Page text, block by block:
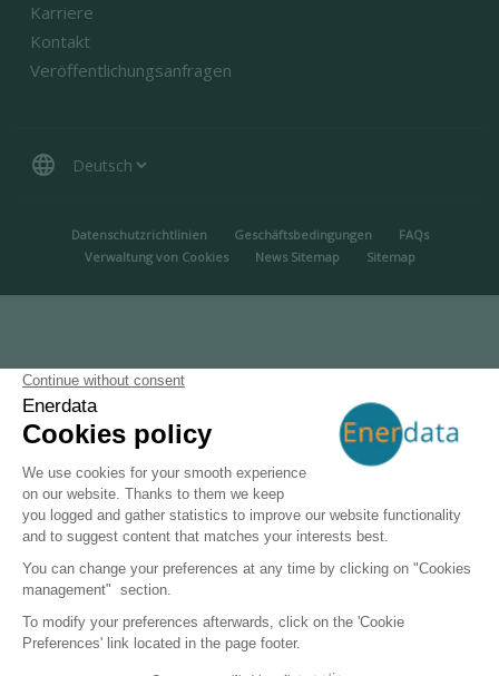
Karriere
Kontakt
Veröffentlichungsanfragen
language
MENU PIED DE PAGE
Datenschutzrichtlinien Geschäftsbedingungen
FAQs
Verwaltung von Cookies
News Sitemap Sitemap